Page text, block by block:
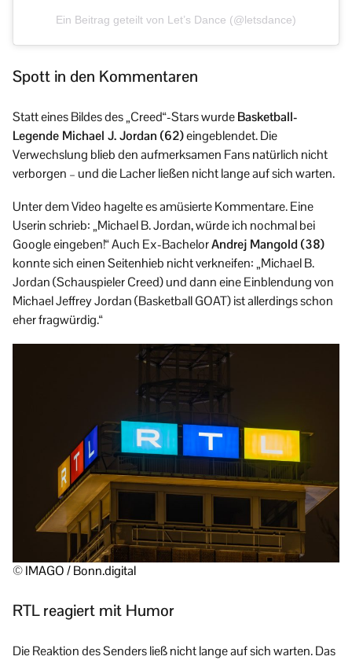
Ein Beitrag geteilt von Let’s Dance (@letsdance)
Spott in den Kommentaren
Statt eines Bildes des „Creed“-Stars wurdeBasketball-
Legende Michael J. Jordan (62)eingeblendet. Die
Verwechslung blieb den aufmerksamen Fans natürlich nicht
verborgen – und die Lacher ließen nicht lange auf sich warten.
Unter dem Video hagelte es amüsierte Kommentare. Eine
Userin schrieb: „Michael B. Jordan, würde ich nochmal bei
Google eingeben!“ Auch Ex-BachelorAndrej Mangold (38)
konnte sich einen Seitenhieb nicht verkneifen: „Michael B.
Jordan (Schauspieler Creed) und dann eine Einblendung von
Michael Jeffrey Jordan (Basketball GOAT) ist allerdings schon
eher fragwürdig.“
© IMAGO / Bonn.digital
RTL reagiert mit Humor
Die Reaktion des Senders ließ nicht lange auf sich warten. Das